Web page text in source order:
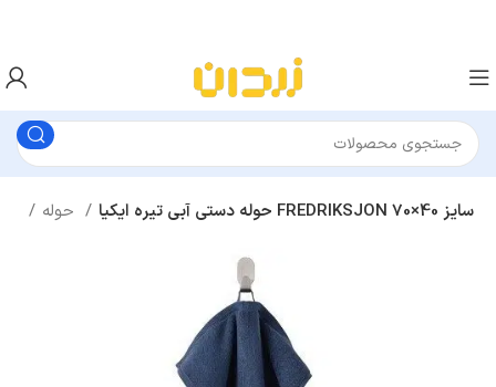
حوله دستی آبی تیره ایکیا FREDRIKSJON سایز 40×70